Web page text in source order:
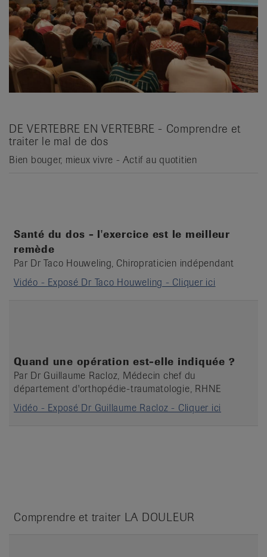
DE VERTEBRE EN VERTEBRE - Comprendre et
traiter le mal de dos
Bien bouger, mieux vivre - Actif au quotitien
Santé du dos - l'exercice est le meilleur
remède
Par Dr Taco Houweling, Chiropraticien indépendant
Vidéo - Exposé Dr Taco Houweling - Cliquer ici
Quand une opération est-elle indiquée ?
Par Dr Guillaume Racloz, Médecin chef du
département d'orthopédie-traumatologie, RHNE
Vidéo - Exposé Dr Guillaume Racloz - Cliquer ici
Comprendre et traiter LA DOULEUR